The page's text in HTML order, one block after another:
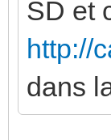
SD et
http://
dans